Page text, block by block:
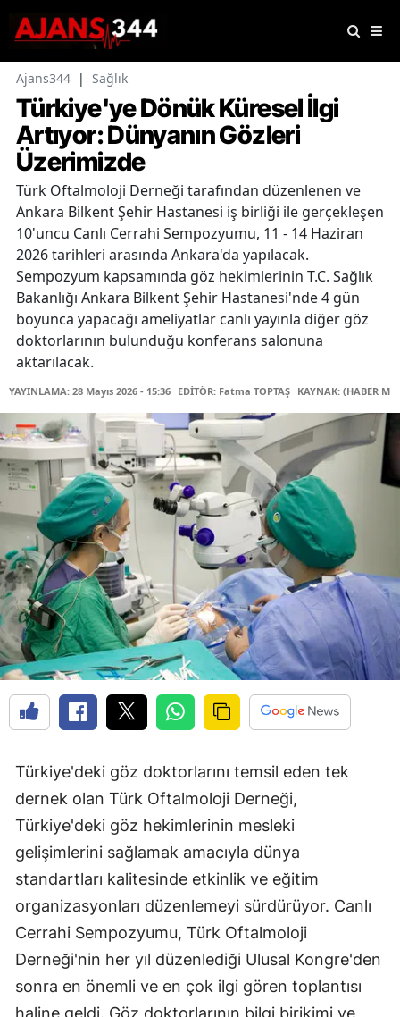
Ajans344 | Sağlık
Türkiye'ye Dönük Küresel İlgi
Artıyor: Dünyanın Gözleri
Üzerimizde
Türk Oftalmoloji Derneği tarafından düzenlenen ve
Ankara Bilkent Şehir Hastanesi iş birliği ile gerçekleşen
10'uncu Canlı Cerrahi Sempozyumu, 11 - 14 Haziran
2026 tarihleri arasında Ankara'da yapılacak.
Sempozyum kapsamında göz hekimlerinin T.C. Sağlık
Bakanlığı Ankara Bilkent Şehir Hastanesi'nde 4 gün
boyunca yapacağı ameliyatlar canlı yayınla diğer göz
doktorlarının bulunduğu konferans salonuna
aktarılacak.
YAYINLAMA: 28 Mayıs 2026 - 15:36 EDİTÖR: Fatma TOPTAŞ KAYNAK: (HABER
Türkiye'deki göz doktorlarını temsil eden tek
dernek olan Türk Oftalmoloji Derneği,
Türkiye'deki göz hekimlerinin mesleki
gelişimlerini sağlamak amacıyla dünya
standartları kalitesinde etkinlik ve eğitim
organizasyonları düzenlemeyi sürdürüyor. Canlı
Cerrahi Sempozyumu, Türk Oftalmoloji
Derneği'nin her yıl düzenlediği Ulusal Kongre'den
sonra en önemli ve en çok ilgi gören toplantısı
haline geldi. Göz doktorlarının bilgi birikimi ve